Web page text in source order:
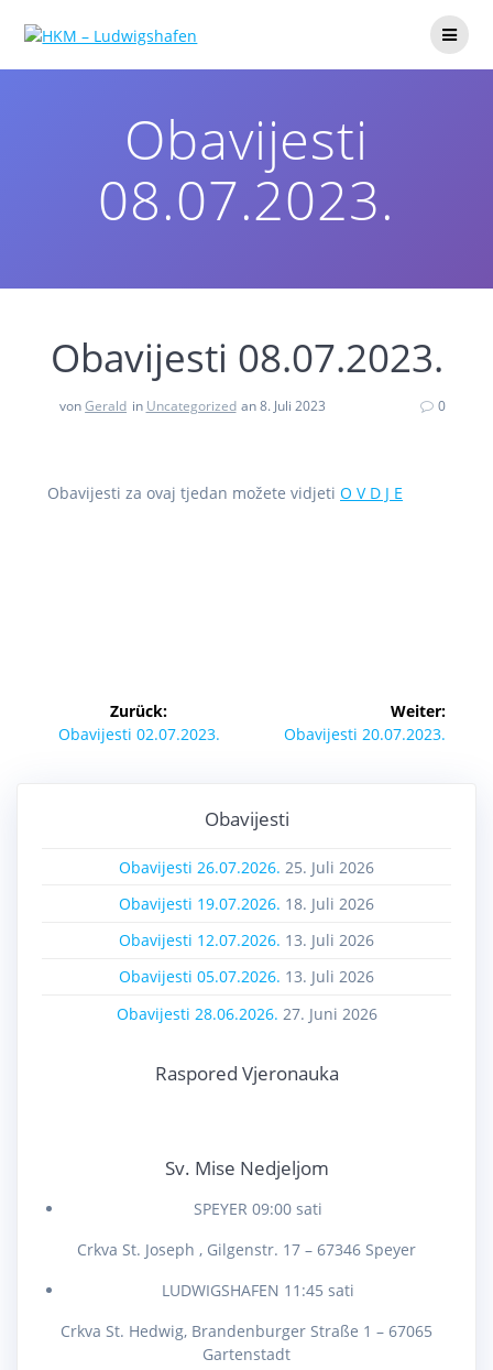
Obavijesti
08.07.2023.
Obavijesti 08.07.2023.
vonGerald in Uncategorized an 8. Juli 2023 0
Obavijesti za ovaj tjedan možete vidjeti O V D J E
Zurück:
Obavijesti 02.07.2023.
Weiter:
Obavijesti 20.07.2023.
Obavijesti
Obavijesti 26.07.2026. 25. Juli 2026
Obavijesti 19.07.2026. 18. Juli 2026
Obavijesti 12.07.2026. 13. Juli 2026
Obavijesti 05.07.2026. 13. Juli 2026
Obavijesti 28.06.2026. 27. Juni 2026
Raspored Vjeronauka
Sv. Mise Nedjeljom
SPEYER 09:00 sati
Crkva St. Joseph , Gilgenstr. 17 – 67346 Speyer
LUDWIGSHAFEN 11:45 sati
Crkva St. Hedwig, Brandenburger Straße 1 – 67065
Gartenstadt